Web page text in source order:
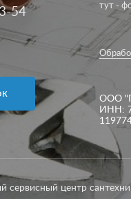
54
тут -
ООО
ИНН:
центр